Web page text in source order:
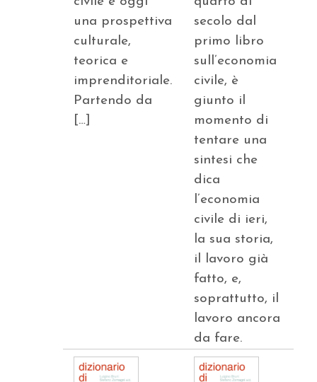
una prospettiva
culturale,
teorica e
imprenditoriale.
Partendo da
[…]
secolo dal
primo libro
sull’economia
civile, è
giunto il
momento di
tentare una
sintesi che
dica
l’economia
civile di ieri,
la sua storia,
il lavoro già
fatto, e,
soprattutto, il
lavoro ancora
da fare.